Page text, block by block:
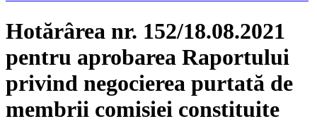
Hotărârea nr. 152/18.08.2021
pentru aprobarea Raportului
privind negocierea purtată de
membrii comisiei constituite